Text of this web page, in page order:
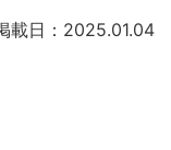
載日：2025.01.04